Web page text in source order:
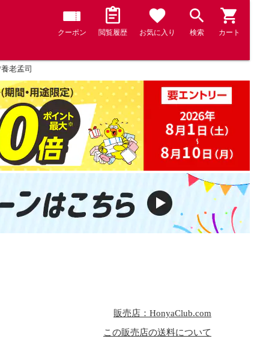
クーポン 閲覧履歴 お気に入り 検索 カート
老孟司
販売店：HonyaClub.com
この販売店の送料について